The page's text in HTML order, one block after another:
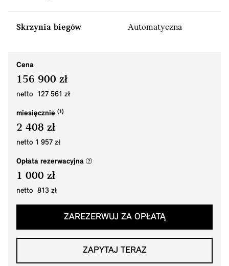
Skrzynia biegów Automatyczna
Cena
156 900 zł
netto 127 561 zł
miesięcznie
2 408 zł
netto 1 957 zł
Opłata rezerwacyjna (nowe okno)
1 000 zł
netto 813 zł
ZAREZERWUJ ZA OPŁATĄ
ZAPYTAJ TERAZ